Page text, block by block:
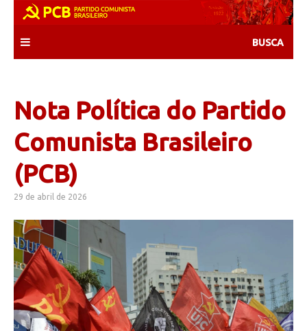
content
Nota Política do Partido
Comunista Brasileiro
(PCB)
29 de abril de 2026